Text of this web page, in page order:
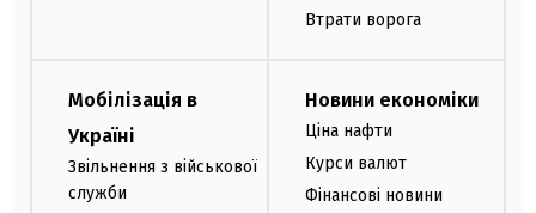
Втрати ворога
Мобілізація в
Україні
Звільнення з військової
служби
Новини економіки
Ціна нафти
Курси валют
Фінансові новини